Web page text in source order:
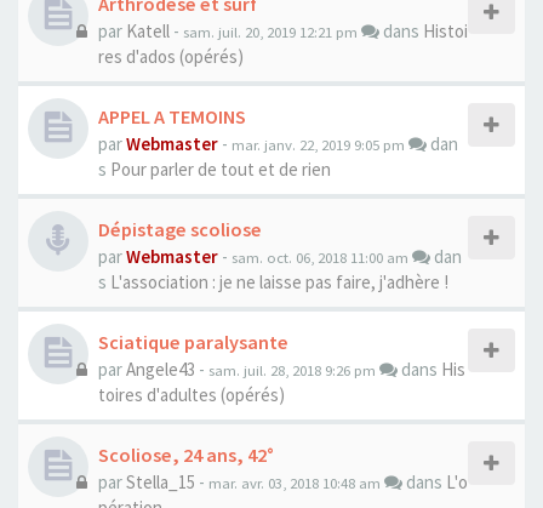
par Katell - sam. juil. 20, 2019 12:21 pm dans Histoi
res d'ados (opérés)
APPEL A TEMOINS
parWebmaster - mar. janv. 22, 2019 9:05 pm
dan
s Pour parler de tout et de rien
Dépistage scoliose
parWebmaster - sam. oct. 06, 2018 11:00 am
dan
s L'association : je ne laisse pas faire, j'adhère !
Sciatique paralysante
parAngele43 - sam. juil. 28, 2018 9:26 pm dans His
toires d'adultes (opérés)
Scoliose, 24 ans, 42°
parStella_15 - mar. avr. 03, 2018 10:48 am dans L'o